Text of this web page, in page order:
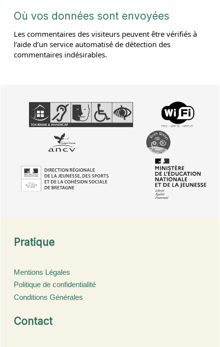
Où vos données sont envoyées
Les commentaires des visiteurs peuvent être vérifiés à
l’aide d’un service automatisé de détection des
commentaires indésirables.
Pratique
Mentions Légales
Politique de confidentialité
Conditions Générales
Contact